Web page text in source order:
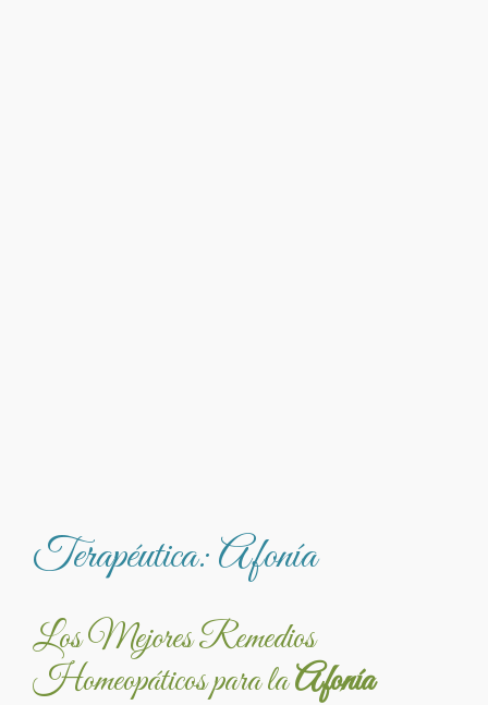
Terapéutica: Afonía
Los Mejores Remedios
Homeopáticos para laAfonía